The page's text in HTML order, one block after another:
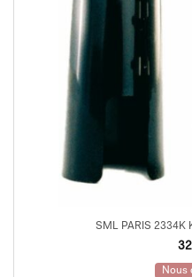
SML PARIS 2334K
Nous